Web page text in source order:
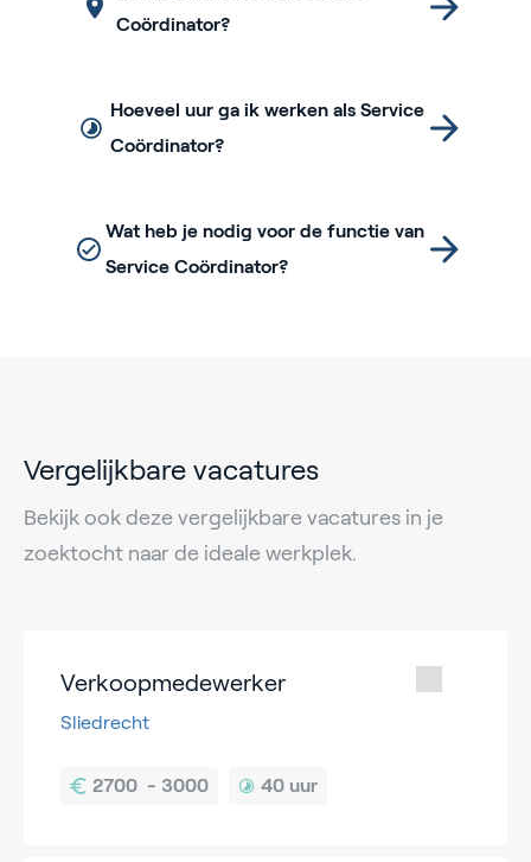
Coördinator?
Hoeveel uur ga ik werken als Service
Coördinator?
Wat heb je nodig voor de functie van
Service Coördinator?
Vergelijkbare vacatures
Bekijk ook deze vergelijkbare vacatures in je
zoektocht naar de ideale werkplek.
Verkoopmedewerker
Sliedrecht
40 uur